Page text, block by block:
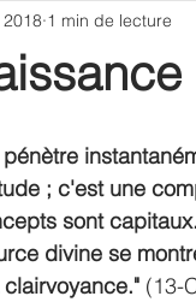
1 min de lecture
; c'est une
sont
divine se
(13-